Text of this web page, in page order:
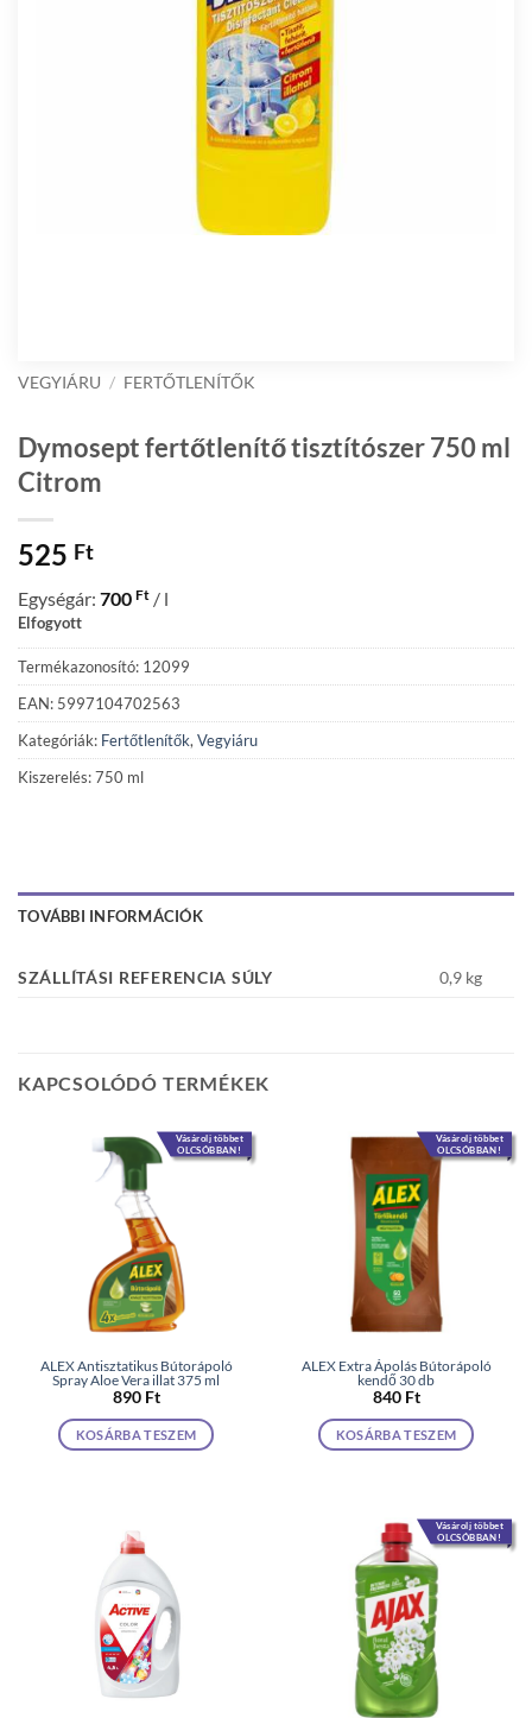
VEGYIÁRU / FERTŐTLENÍTŐK
Dymosept fertőtlenítő tisztítószer 750 ml
Citrom
525 Ft
Egységár: 700 Ft / l
Elfogyott
Termékazonosító: 12099
EAN: 5997104702563
Kategóriák: Fertőtlenítők, Vegyiáru
Kiszerelés: 750 ml
TOVÁBBI INFORMÁCIÓK
SZÁLLÍTÁSI REFERENCIA SÚLY 0,9 kg
KAPCSOLÓDÓ TERMÉKEK
Vásárolj többet
OLCSÓBBAN!
ALEX Antisztatikus Bútorápoló
Spray Aloe Vera illat 375 ml
890 Ft
KOSÁRBA TESZEM
Vásárolj többet
OLCSÓBBAN!
ALEX Extra Ápolás Bútorápoló
kendő 30 db
840 Ft
KOSÁRBA TESZEM
Vásárolj többet
OLCSÓBBAN!